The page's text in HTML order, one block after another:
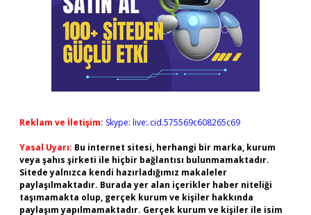
Reklam ve İletişim: Skype: live:.cid.575569c608265c69
Yasal Uyarı: Bu internet sitesi, herhangi bir marka, kurum
veya şahıs şirketi ile hiçbir bağlantısı bulunmamaktadır.
Sitede yalnızca kendi hazırladığımız makaleler
paylaşılmaktadır. Burada yer alan içerikler haber niteliği
taşımamakta olup, gerçek kurum ve kişiler hakkında
paylaşım yapılmamaktadır. Gerçek kurum ve kişiler ile isim